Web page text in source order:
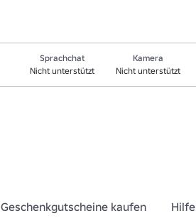
Sprachchat
Nicht unterstützt
Kamera
Nicht unterstützt
Geschenkgutscheine kaufen Hilfe